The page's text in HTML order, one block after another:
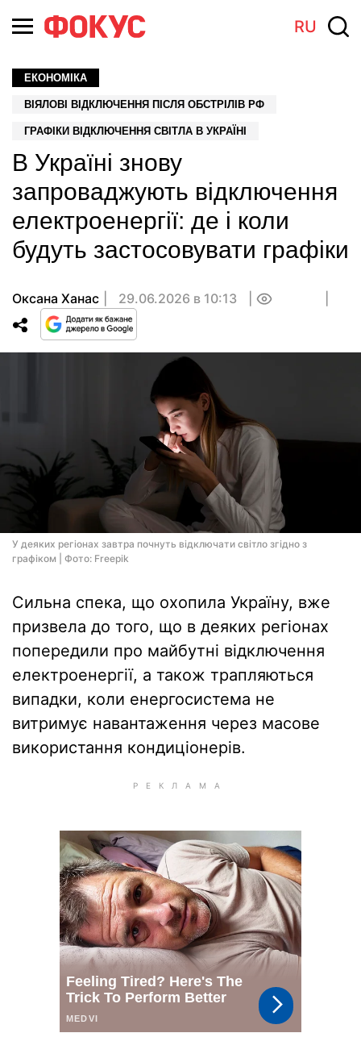
RU
ЕКОНОМІКА
ВІЯЛОВІ ВІДКЛЮЧЕННЯ ПІСЛЯ ОБСТРІЛІВ РФ
ГРАФІКИ ВІДКЛЮЧЕННЯ СВІТЛА В УКРАЇНІ
В Україні знову
запроваджують відключення
електроенергії: де і коли
будуть застосовувати графіки
Оксана Ханас 29.06.2026 в 10:13
У деяких регіонах завтра почнуть відключати світло згідно з
графіком | Фото: Freepik
Сильна спека, що охопила Україну, вже
призвела до того, що в деяких регіонах
попередили про майбутні відключення
електроенергії, а також трапляються
випадки, коли енергосистема не
витримує навантаження через масове
використання кондиціонерів.